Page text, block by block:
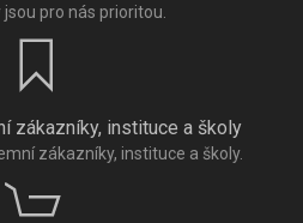
jsou pro nás prioritou.
zákazníky, instituce a školy
zákazníky, instituce a školy.